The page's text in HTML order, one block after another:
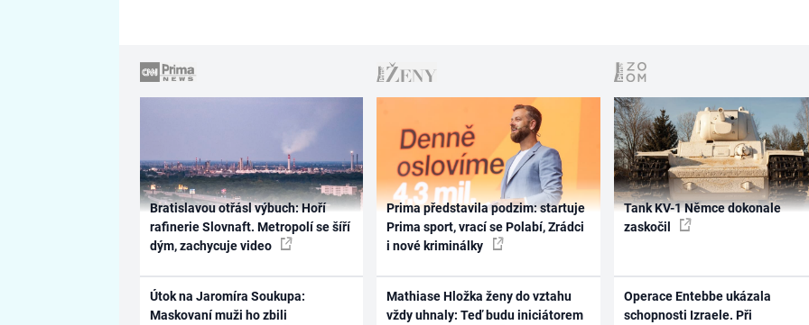
Bratislavou otřásl výbuch: Hoří
rafinerie Slovnaft. Metropolí se šíří
dým, zachycuje video
Útok na Jaromíra Soukupa:
Maskovaní muži ho zbili
Prima představila podzim: startuje
Prima sport, vrací se Polabí, Zrádci
i nové kriminálky
Mathiase Hložka ženy do vztahu
vždy uhnaly: Teď budu iniciátorem
Tank KV-1 Němce dokonale
zaskočil
Operace Entebbe ukázala
schopnosti Izraele. Při